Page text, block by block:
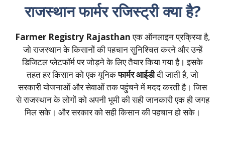
राजस्थान फार्मर रजिस्ट्री क्या है?
Farmer Registry Rajasthanएक ऑनलाइन प्रक्रिया है,
जो राजस्थान के किसानों की पहचान सुनिश्चित करने और उन्हें
डिजिटल प्लेटफॉर्म पर जोड़ने के लिए तैयार किया गया है। इसके
तहत हर किसान को एक यूनिकफार्मर आईडीदी जाती है, जो
सरकारी योजनाओं और सेवाओं तक पहुंचने में मदद करती है। जिस
से राजस्थान के लोगों को अपनी भूमी की सही जानकारी एक ही जगह
मिल सके। और सरकार को सही किसान की पहचान हो सके।